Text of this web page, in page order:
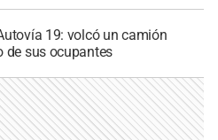
19: volcó un camión
de sus ocupantes